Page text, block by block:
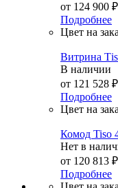
от 124 900 ₽
Подробнее
Цвет на
Витрина
В наличии
от 121 528 ₽
Подробнее
Цвет на
Комод Tiso
Нет в
от 120 813 ₽
Подробнее